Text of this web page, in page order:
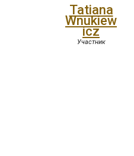
Tatiana
Wnukiew
icz
Участник